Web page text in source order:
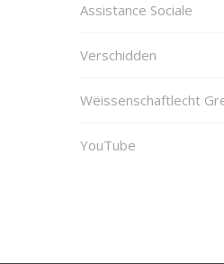
Assistance Sociale
Verschidden
Wëissenschaftlecht
YouTube